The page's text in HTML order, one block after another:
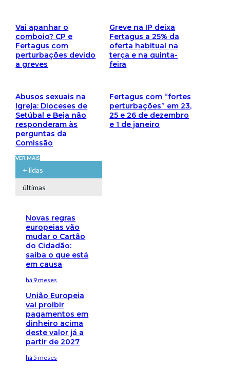
Vai apanhar o
comboio? CP e
Fertagus com
perturbações devido
a greves
Greve na IP deixa
Fertagus a 25% da
oferta habitual na
terça e na quinta-
feira
Abusos sexuais na
Igreja: Dioceses de
Setúbal e Beja não
responderam às
perguntas da
Comissão
Fertagus com “fortes
perturbações” em 23,
25 e 26 de dezembro
e 1 de janeiro
VER MAIS
+ lidas
últimas
Novas regras
europeias vão
mudar o Cartão
do Cidadão:
saiba o que está
em causa
há 9 meses
União Europeia
vai proibir
pagamentos em
dinheiro acima
deste valor já a
partir de 2027
há 5 meses